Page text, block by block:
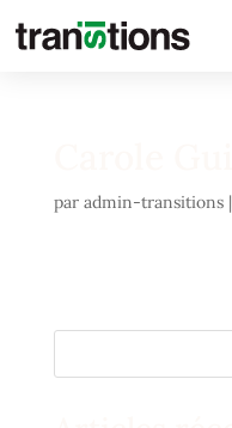
par admin-transitions|